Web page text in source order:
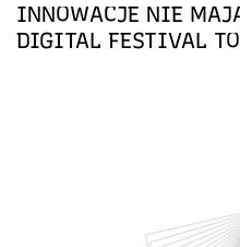
INNOWACJE NIE
DIGITAL FESTIVAL